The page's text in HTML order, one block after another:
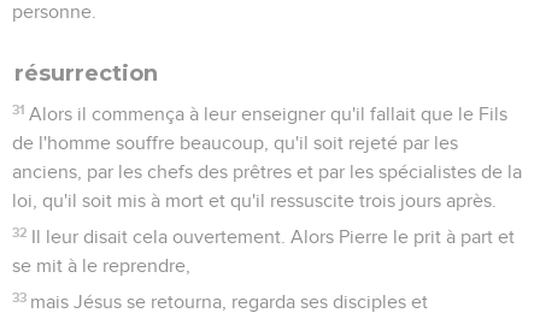
personne.
résurrection
31 Alors il commença à leur enseigner qu'il fallait que le Fils
de l'homme souffre beaucoup, qu'il soit rejeté par les
anciens, par les chefs des prêtres et par les spécialistes de la
loi, qu'il soit mis à mort et qu'il ressuscite trois jours après.
32 Il leur disait cela ouvertement. Alors Pierre le prit à part et
se mit à le reprendre,
33 mais Jésus se retourna, regarda ses disciples et